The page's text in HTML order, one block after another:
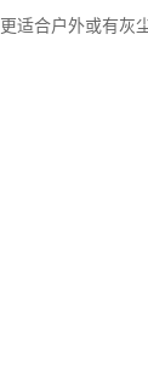
适合户外或有灰